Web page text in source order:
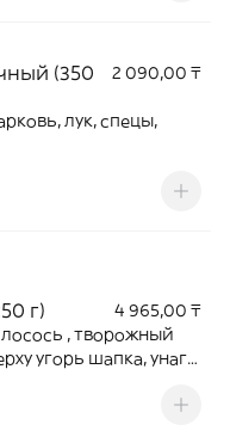
(350
2 090,00 ₸
лук, спецы,
г)
4 965,00 ₸
, творожный
угорь шапка, унаги